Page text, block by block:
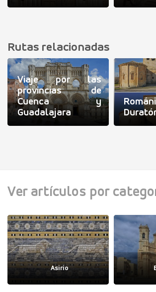
Rutas relacionadas
Viaje por las
provincias de
Cuenca y
Guadalajara
Ver artículos por
Asirio